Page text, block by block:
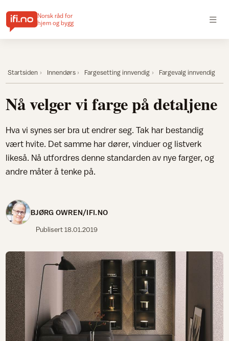
Norsk råd for
hjem og bygg
Startsiden Innendørs Fargesetting innvendig Fargevalg innvendig
Nå velger vi farge på detaljene
Hva vi synes ser bra ut endrer seg. Tak har bestandig
vært hvite. Det samme har dører, vinduer og listverk
likeså. Nå utfordres denne standarden av nye farger, og
andre måter å tenke på.
BJØRG OWREN/IFI.NO
Publisert18.01.2019